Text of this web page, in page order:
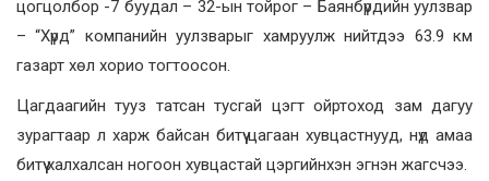
цогцолбор -7 буудал – 32-ын тойрог – Баянбүрдийн уулзвар
– “Хүрд” компанийн уулзварыг хамруулж нийтдээ 63.9 км
газарт хөл хорио тогтоосон.
Цагдаагийн тууз татсан тусгай цэгт ойртоход зам дагуу
зурагтаар л харж байсан битүү цагаан хувцастнууд, нүд амаа
битүү халхалсан ногоон хувцастай цэргийнхэн эгнэн жагсчээ.